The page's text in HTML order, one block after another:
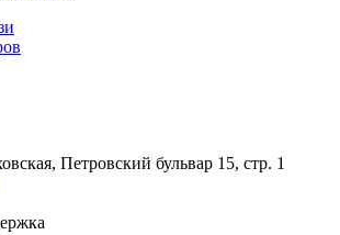
Петровский бульвар 15, стр. 1